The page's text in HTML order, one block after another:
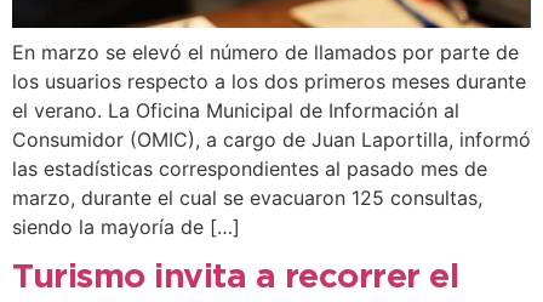
En marzo se elevó el número de llamados por parte de
los usuarios respecto a los dos primeros meses durante
el verano. La Oficina Municipal de Información al
Consumidor (OMIC), a cargo de Juan Laportilla, informó
las estadísticas correspondientes al pasado mes de
marzo, durante el cual se evacuaron 125 consultas,
siendo la mayoría de […]
Turismo invita a recorrer el